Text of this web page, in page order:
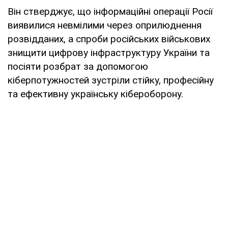
Він стверджує, що інформаційні операції Росії
виявилися невмілими через оприлюднення
розвідданих, а спроби російських військових
знищити цифрову інфраструктуру України та
посіяти розбрат за допомогою
кіберпотужностей зустріли стійку, професійну
та ефективну українську кібероборону.